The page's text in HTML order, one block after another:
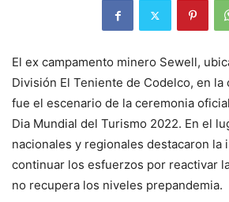
El ex campamento minero Sewell,
División El Teniente de Codelco, en la
fue el escenario de la ceremonia
Dia Mundial del Turismo 2022. En el
nacionales y regionales destacaron la
continuar los esfuerzos por reactivar
no recupera los niveles prepandemia.